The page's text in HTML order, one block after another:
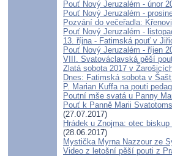
Pouť Nový Jeruzalém - únor
Pouť Nový Jeruzalém -
Pozvání do večeřadla:
Pouť Nový Jeruzalém -
13. října - Fatimská pouť v
Pouť Nový Jeruzalém - říjen
VIII. Svatováclavská pěší
Zlatá sobota 2017 v
Dnes: Fatimská sobota v
P. Marian Kuffa na pouti
Poutní mše svatá u Panny
Pouť k Panně Marii
(27.07.2017)
Hrádek u Znojma: otec
(28.06.2017)
Mystička Myrna Nazzour ze
Video z letošní pěší pouti z